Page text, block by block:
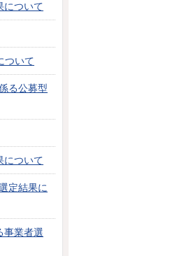
について
ついて
る公募型
について
定結果に
事業者選